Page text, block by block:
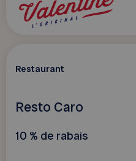
Restaurant
Resto Caro
10 % de rabais